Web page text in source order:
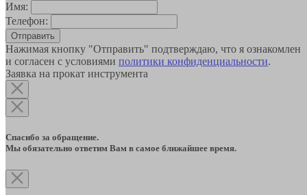
Имя:
Телефон:
Отправить
Нажимая кнопку "Отправить" подтверждаю, что я ознакомлен
и согласен с условиями политики конфиденциальности.
Заявка на прокат инструмента
Спасибо за обращение.
Мы обязательно ответим Вам в самое ближайшее время.